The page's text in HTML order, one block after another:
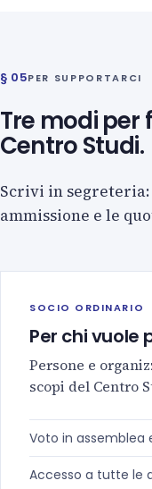
§ 05PER SUPPORTARCI
Tre modi per
Centro Studi.
Scrivi in
ammissione e le
SOCIO ORDINARIO
Per chi vuole
Persone e
scopi del Centro
Voto in assemblea
Accesso a tutte le